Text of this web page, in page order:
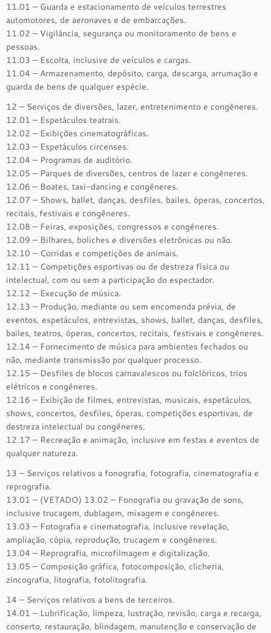
11.01 – Guarda e estacionamento de veículos terrestres
automotores, de aeronaves e de embarcações.
11.02 – Vigilância, segurança ou monitoramento de bens e
pessoas.
11.03 – Escolta, inclusive de veículos e cargas.
11.04 – Armazenamento, depósito, carga, descarga, arrumação e
guarda de bens de qualquer espécie.
12 – Serviços de diversões, lazer, entretenimento e congêneres.
12.01 – Espetáculos teatrais.
12.02 – Exibições cinematográficas.
12.03 – Espetáculos circenses.
12.04 – Programas de auditório.
12.05 – Parques de diversões, centros de lazer e congêneres.
12.06 – Boates, taxi-dancing e congêneres.
12.07 – Shows, ballet, danças, desfiles, bailes, óperas, concertos,
recitais, festivais e congêneres.
12.08 – Feiras, exposições, congressos e congêneres.
12.09 – Bilhares, boliches e diversões eletrônicas ou não.
12.10 – Corridas e competições de animais.
12.11 – Competições esportivas ou de destreza física ou
intelectual, com ou sem a participação do espectador.
12.12 – Execução de música.
12.13 – Produção, mediante ou sem encomenda prévia, de
eventos, espetáculos, entrevistas, shows, ballet, danças, desfiles,
bailes, teatros, óperas, concertos, recitais, festivais e congêneres.
12.14 – Fornecimento de música para ambientes fechados ou
não, mediante transmissão por qualquer processo.
12.15 – Desfiles de blocos carnavalescos ou folclóricos, trios
elétricos e congêneres.
12.16 – Exibição de filmes, entrevistas, musicais, espetáculos,
shows, concertos, desfiles, óperas, competições esportivas, de
destreza intelectual ou congêneres.
12.17 – Recreação e animação, inclusive em festas e eventos de
qualquer natureza.
13 – Serviços relativos a fonografia, fotografia, cinematografia e
reprografia.
13.01 – (VETADO) 13.02 – Fonografia ou gravação de sons,
inclusive trucagem, dublagem, mixagem e congêneres.
13.03 – Fotografia e cinematografia, inclusive revelação,
ampliação, cópia, reprodução, trucagem e congêneres.
13.04 – Reprografia, microfilmagem e digitalização.
13.05 – Composição gráfica, fotocomposição, clicheria,
zincografia, litografia, fotolitografia.
14 – Serviços relativos a bens de terceiros.
14.01 – Lubrificação, limpeza, lustração, revisão, carga e recarga,
conserto, restauração, blindagem, manutenção e conservação de